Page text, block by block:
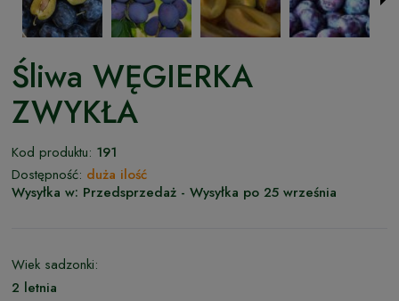
Śliwa WĘGIERKA
ZWYKŁA
Kod produktu: 191
Dostępność: duża ilość
Wysyłka w: Przedsprzedaż - Wysyłka po 25 września
Wiek sadzonki:
2 letnia